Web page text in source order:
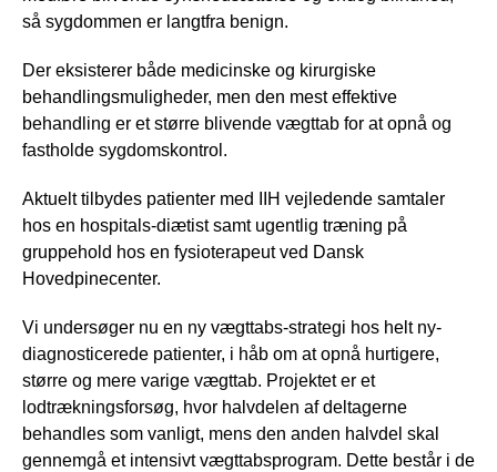
så sygdommen er langtfra benign.
Der eksisterer både medicinske og kirurgiske
behandlingsmuligheder, men den mest effektive
behandling er et større blivende vægttab for at opnå og
fastholde sygdomskontrol.
Aktuelt tilbydes patienter med IIH vejledende samtaler
hos en hospitals-diætist samt ugentlig træning på
gruppehold hos en fysioterapeut ved Dansk
Hovedpinecenter.
Vi undersøger nu en ny vægttabs-strategi hos helt ny-
diagnosticerede patienter, i håb om at opnå hurtigere,
større og mere varige vægttab. Projektet er et
lodtrækningsforsøg, hvor halvdelen af deltagerne
behandles som vanligt, mens den anden halvdel skal
gennemgå et intensivt vægttabsprogram. Dette består i de